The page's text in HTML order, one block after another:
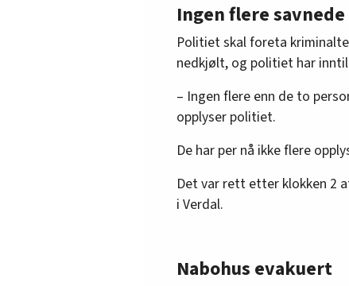
Ingen flere savnede
Politiet skal foreta
nedkjølt, og politiet har
– Ingen flere enn de to
opplyser politiet.
De har per nå ikke flere
Det var rett etter klokken 2
i Verdal.
Nabohus evakuert